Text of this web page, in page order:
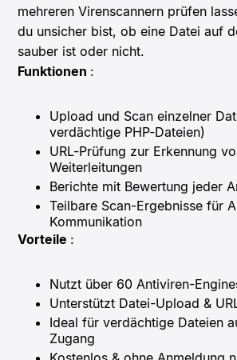
mehreren Virenscannern prüfen
du unsicher bist, ob eine Datei auf
sauber ist oder nicht.
Funktionen :
Upload und Scan einzelner
verdächtige PHP-Dateien)
URL-Prüfung zur Erkennung
Weiterleitungen
Berichte mit Bewertung jeder
Teilbare Scan-Ergebnisse für
Kommunikation
Vorteile :
Nutzt über 60 Antiviren-
Unterstützt Datei-Upload &
Ideal für verdächtige Dateien
Zugang